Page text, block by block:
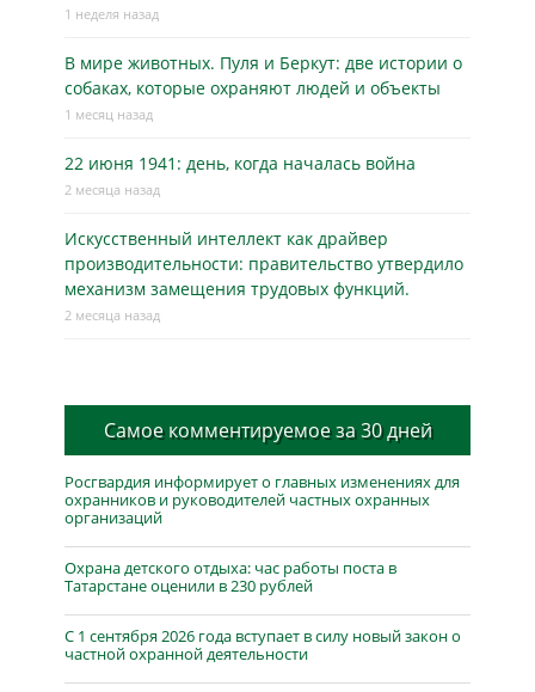
1 неделя назад
В мире животных. Пуля и Беркут: две истории о
собаках, которые охраняют людей и объекты
1 месяц назад
22 июня 1941: день, когда началась война
2 месяца назад
Искусственный интеллект как драйвер
производительности: правительство утвердило
механизм замещения трудовых функций.
2 месяца назад
Самое комментируемое за 30 дней
Росгвардия информирует о главных изменениях для
охранников и руководителей частных охранных
организаций
Охрана детского отдыха: час работы поста в
Татарстане оценили в 230 рублей
С 1 сентября 2026 года вступает в силу новый закон о
частной охранной деятельности